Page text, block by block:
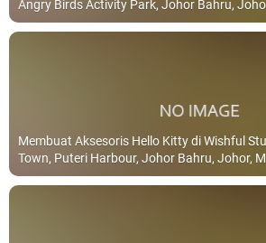
Angry Birds Activity Park, Johor Bahru,
Membuat Aksesoris Hello Kitty di Wishful
Town, Puteri Harbour, Johor Bahru, Johor,